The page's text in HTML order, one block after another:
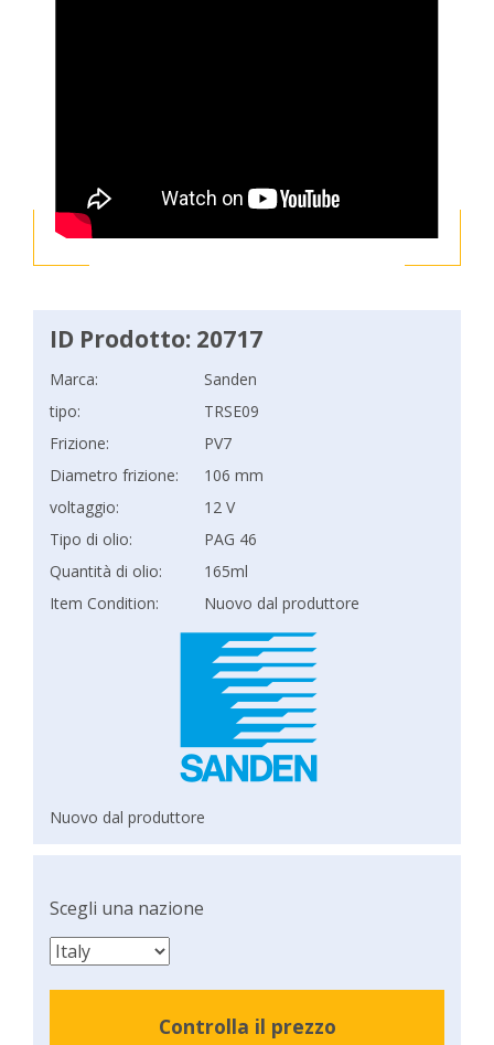
ID Prodotto: 20717
Marca:
Sanden
tipo:
TRSE09
Frizione:
PV7
Diametro frizione:
106 mm
voltaggio:
12 V
Tipo di olio:
PAG 46
Quantità di olio:
165ml
Item Condition:
Nuovo dal produttore
Nuovo dal produttore
Scegli una nazione
Controlla il prezzo